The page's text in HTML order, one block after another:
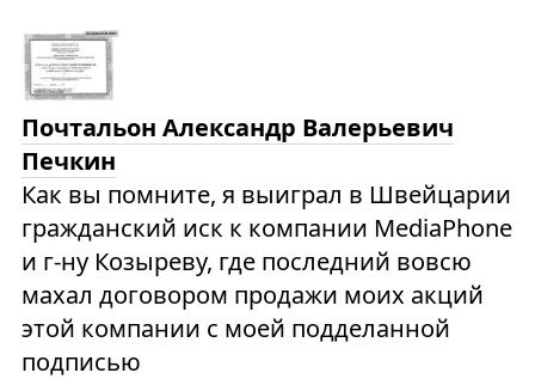
Почтальон Александр Валерьевич
Печкин
Как вы помните, я выиграл в Швейцарии
гражданский иск к компании MediaPhone
и г-ну Козыреву, где последний вовсю
махал договором продажи моих акций
этой компании с моей подделанной
подписью